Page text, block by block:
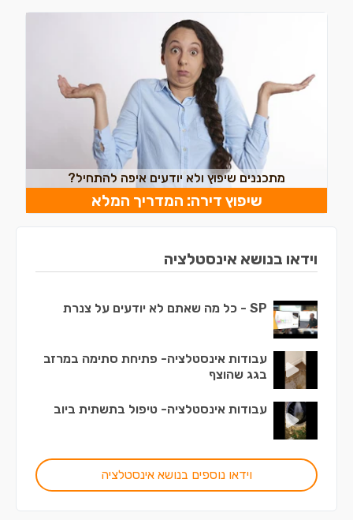
מתכננים שיפוץ ולא יודעים איפה להתחיל?
שיפוץ דירה: המדריך המלא
וידאו בנושא אינסטלציה
SP - כל מה שאתם לא יודעים על צנרת
עבודות אינסטלציה- פתיחת סתימה במרזב
בגג שהוצף
עבודות אינסטלציה- טיפול בתשתית ביוב
וידאו נוספים בנושא אינסטלציה